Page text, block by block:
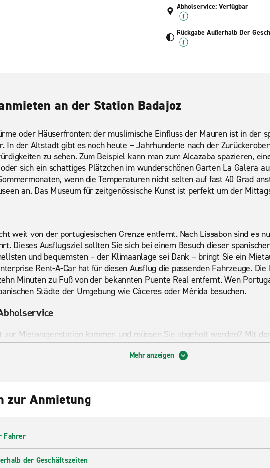
Abholservice: Verfügbar
Rückgabe Außerhalb Der
an der Station Badajoz
oder Häuserfronten: der muslimische Einfluss der Mauren ist in der
In der Altstadt gibt es noch heute – Jahrhunderte nach der
zu sehen. Zum Beispiel kann man zum Alcazaba spazieren,
sich ein schattiges Plätzchen im wunderschönen Garten La Galera
wenn die Temperaturen nicht selten auf fast 40 Grad
an. Das Museum für zeitgenössische Kunst ist perfekt um der
weit von der portugiesischen Grenze entfernt. Nach Lissabon sind es
Dieses Ausflugsziel sollten Sie sich bei einem Besuch dieser
und bequemsten – der Klimaanlage sei Dank – bringt Sie ein
Rent-A-Car hat für diesen Ausflug die passenden Fahrzeuge.
Minuten zu Fuß von der bekannten Puente Real entfernt. Wen
Städte der Umgebung wie Cáceres oder Mérida besuchen.
zur Mietwagenstation kommen und müssen Sie abgeholt werden? Mit
das kein Problem. Rufen Sie einfach unsere nächstgelegene Filiale an
unseren Mitarbeitern. Buchen Sie heute noch Ihren Mietwagen der
und Kleinbussen mieten. Lassen Sie sich von unserem erstklassigen
heute noch bei Enterprise Rent-A-Car.
Mehr anzeigen
zur Anmietung
Fahrer
der Geschäftszeiten